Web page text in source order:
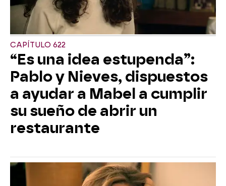
CAPÍTULO 622
“Es una idea estupenda”:
Pablo y Nieves, dispuestos
a ayudar a Mabel a cumplir
su sueño de abrir un
restaurante